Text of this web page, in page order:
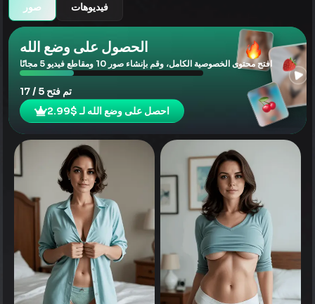
صور فيديوهات
الحصول على وضع الله
افتح محتوى الخصوصية الكامل، وقم بإنشاء صور 10 ومقاطع فيديو 5 مجانًا
تم فتح 5 / 17
احصل على وضع الله لـ $2.99